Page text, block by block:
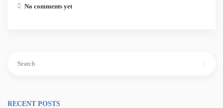
No comments yet
RECENT POSTS